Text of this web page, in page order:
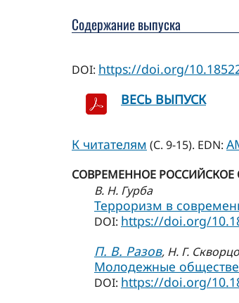
Содержание выпуска
DOI: https://doi.org/
ВЕСЬ ВЫПУСК
К читателям (С. 9-15). EDN:
СОВРЕМЕННОЕ
В. Н. Гурба
Терроризм в
DOI: https://doi.org/
П. В. Разов, Н. Г.
Молодежные
DOI: https://doi.org/